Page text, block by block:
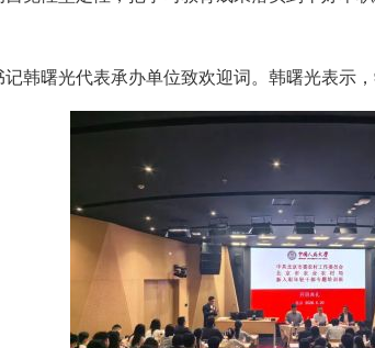
曙光代表承办单位致欢迎词。韩曙光表示，